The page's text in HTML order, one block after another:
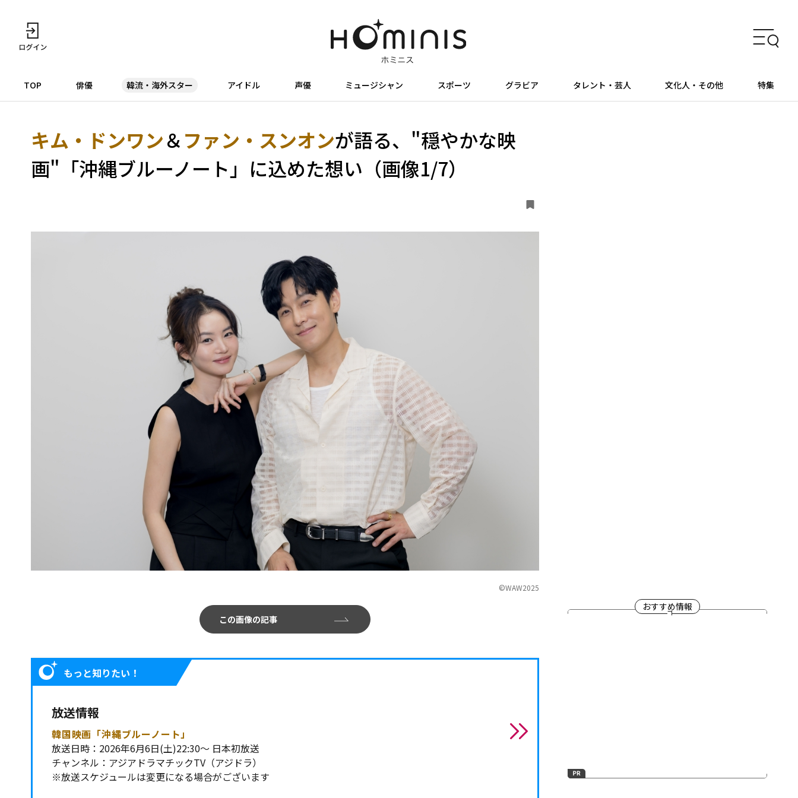
TOP 俳優 韓流・海外スター アイドル 声優 ミュージシャン スポーツ グラビア タレント・芸人 文化人・その他 特集
キム・ドンワン＆ファン・スンオンが語る、"穏やかな映
画"「沖縄ブルーノート」に込めた想い（画像1/7）
©WAW2025
この画像の記事
もっと知りたい！
放送情報
韓国映画「沖縄ブルーノート」
放送日時：2026年6月6日(土)22:30～ 日本初放送
チャンネル：アジアドラマチックTV（アジドラ）
※放送スケジュールは変更になる場合がございます
おすすめ情報